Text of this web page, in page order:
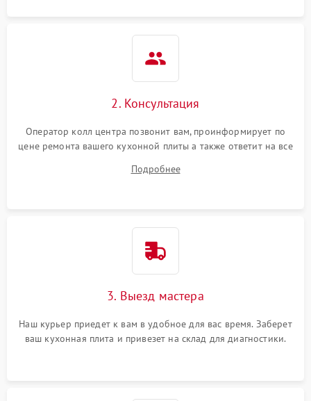
2. Консультация
Оператор колл центра позвонит вам, проинформирует по
цене ремонта вашего кухонной плиты а также ответит на все
Подробнее
3. Выезд мастера
Наш курьер приедет к вам в удобное для вас время. Заберет
ваш кухонная плита и привезет на склад для диагностики.